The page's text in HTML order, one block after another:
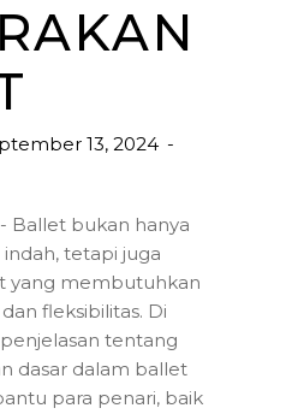
13, 2024
Ballet bukan hanya
tetapi juga
yang membutuhkan
fleksibilitas. Di
tentang
dasar dalam ballet
para penari, baik